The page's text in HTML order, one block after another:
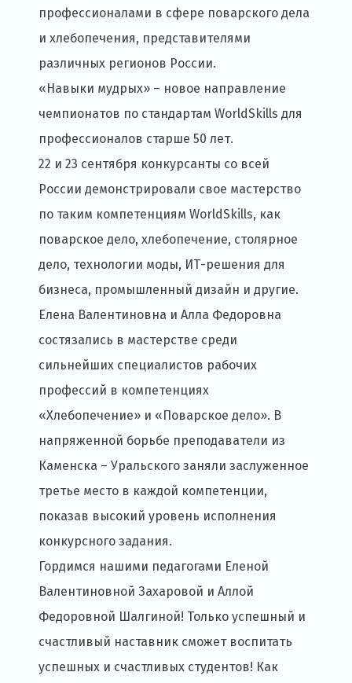
профессионалами в сфере поварского дела
и хлебопечения, представителями
различных регионов России.
«Навыки мудрых» – новое направление
чемпионатов по стандартам WorldSkills для
профессионалов старше 50 лет.
22 и 23 сентября конкурсанты со всей
России демонстрировали свое мастерство
по таким компетенциям WorldSkills, как
поварское дело, хлебопечение, столярное
дело, технологии моды, ИТ-решения для
бизнеса, промышленный дизайн и другие.
Елена Валентиновна и Алла Федоровна
состязались в мастерстве среди
сильнейших специалистов рабочих
профессий в компетенциях
«Хлебопечение» и «Поварское дело». В
напряженной борьбе преподаватели из
Каменска – Уральского заняли заслуженное
третье место в каждой компетенции,
показав высокий уровень исполнения
конкурсного задания.
Гордимся нашими педагогами Еленой
Валентиновной Захаровой и Аллой
Федоровной Шалгиной! Только успешный и
счастливый наставник сможет воспитать
успешных и счастливых студентов! Как